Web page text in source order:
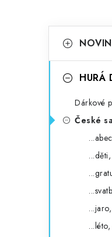
o
r
kategorie
a
g
o
HURÁ
Dárkové
České